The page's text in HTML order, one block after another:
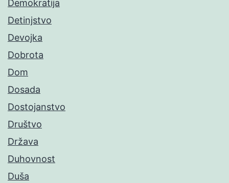
Demokratija
Detinjstvo
Devojka
Dobrota
Dom
Dosada
Dostojanstvo
Društvo
Država
Duhovnost
Duša